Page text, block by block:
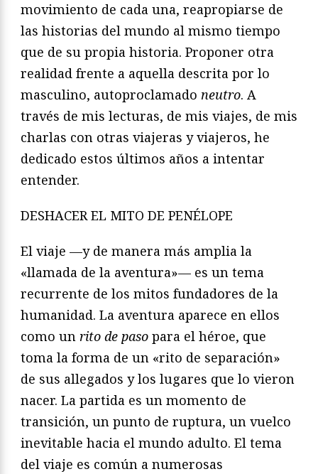
movimiento de cada una, reapropiarse de
las historias del mundo al mismo tiempo
que de su propia historia. Proponer otra
realidad frente a aquella descrita por lo
masculino, autoproclamado neutro. A
través de mis lecturas, de mis viajes, de mis
charlas con otras viajeras y viajeros, he
dedicado estos últimos años a intentar
entender.
DESHACER EL MITO DE PENÉLOPE
El viaje —y de manera más amplia la
«llamada de la aventura»— es un tema
recurrente de los mitos fundadores de la
humanidad. La aventura aparece en ellos
como un rito de paso para el héroe, que
toma la forma de un «rito de separación»
de sus allegados y los lugares que lo vieron
nacer. La partida es un momento de
transición, un punto de ruptura, un vuelco
inevitable hacia el mundo adulto. El tema
del viaje es común a numerosas